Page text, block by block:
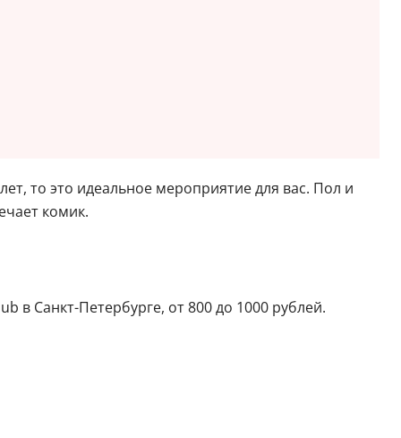
то это идеальное мероприятие для вас. Пол и
комик.
в Санкт-Петербурге, от 800 до 1000 рублей.